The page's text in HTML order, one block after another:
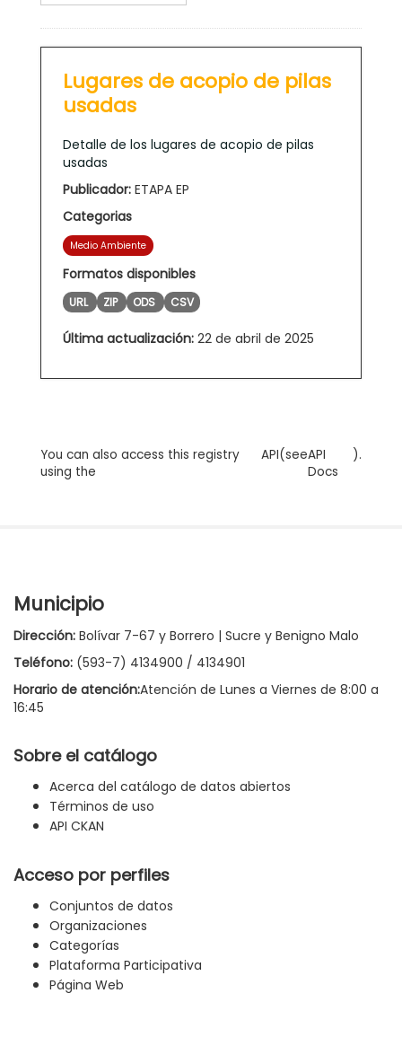
Lugares de acopio de pilas
usadas
Detalle de los lugares de acopio de pilas
usadas
Publicador: ETAPA EP
Categorias
Medio Ambiente
Formatos disponibles
URL ZIP ODS CSV
Última actualización: 22 de abril de 2025
You can also access this registry
using the
API(seeAPI
Docs
).
Municipio
Dirección: Bolívar 7-67 y Borrero | Sucre y Benigno Malo
Teléfono: (593-7) 4134900 / 4134901
Horario de atención:Atención de Lunes a Viernes de 8:00 a
16:45
Sobre el catálogo
Acerca del catálogo de datos abiertos
Términos de uso
API CKAN
Acceso por perfiles
Conjuntos de datos
Organizaciones
Categorías
Plataforma Participativa
Página Web